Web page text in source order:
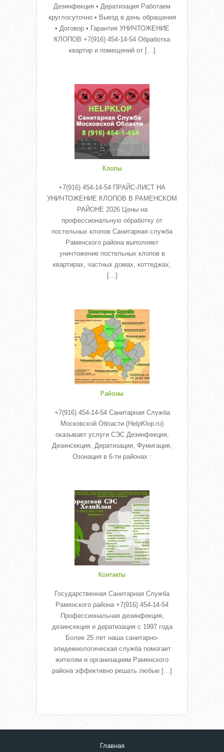
Дезинфекция • Дератизация Работаем
круглосуточно • Выезд в день обращения
• Договор • Гарантия УНИЧТОЖЕНИЕ
КЛОПОВ +7(916) 454-14-54 Обработка
квартир и помещений от […]
Клопы
+7(916) 454-14-54 ПРАЙС-ЛИСТ НА
УНИЧТОЖЕНИЕ КЛОПОВ В РАМЕНСКОМ
РАЙОНЕ 2026 Цены на
профессиональную обработку от
постельных клопов Санитарная служба
Раменского района выполняет
уничтожение постельных клопов в
квартирах, частных домах, коттеджах,
[…]
Районы
+7(916) 454-14-54 Санитарная Служба
Московской Области (HelpKlop.ru)
оказывает услуги СЭС Дезинфекция,
Дезинсекция, Дератизация, Фумигация,
Озонация в 6-ти районах :
Контакты
Государственная Санитарная Служба
Раменского района +7(916) 454-14-54
Профессиональная дезинфекция,
дезинсекция и дератизация с 1997 года
Более 25 лет наша санитарно-
эпидемиологическая служба помогает
жителям и организациям Раменского
района эффективно решать любые […]
Главная